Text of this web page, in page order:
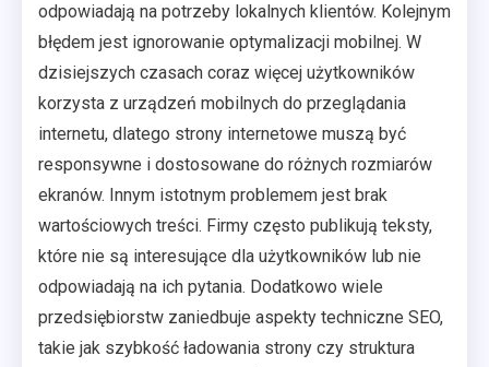
odpowiadają na potrzeby lokalnych klientów. Kolejnym
błędem jest ignorowanie optymalizacji mobilnej. W
dzisiejszych czasach coraz więcej użytkowników
korzysta z urządzeń mobilnych do przeglądania
internetu, dlatego strony internetowe muszą być
responsywne i dostosowane do różnych rozmiarów
ekranów. Innym istotnym problemem jest brak
wartościowych treści. Firmy często publikują teksty,
które nie są interesujące dla użytkowników lub nie
odpowiadają na ich pytania. Dodatkowo wiele
przedsiębiorstw zaniedbuje aspekty techniczne SEO,
takie jak szybkość ładowania strony czy struktura